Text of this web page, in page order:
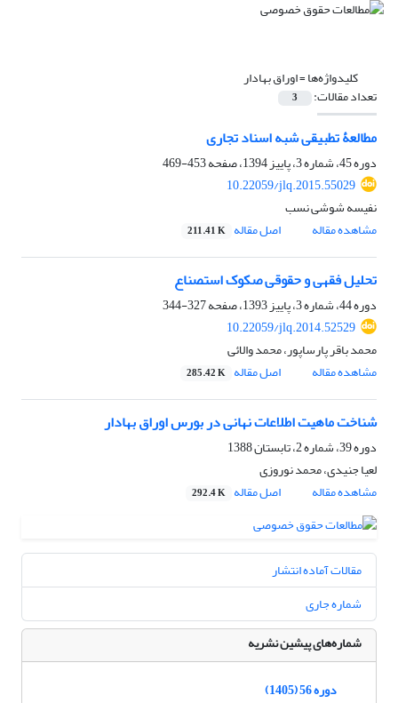
کلیدواژه‌ها =اوراق بهادار
تعداد مقالات: 3
مطالعۀ تطبیقی شبه اسناد تجاری
دوره 45، شماره 3، پاییز 1394، صفحه
453-469
10.22059/jlq.2015.55029
نفیسه شوشی نسب
مشاهده مقاله
اصل مقاله 211.41 K
تحلیل فقهی و حقوقی صکوک استصناع
دوره 44، شماره 3، پاییز 1393، صفحه
327-344
10.22059/jlq.2014.52529
محمد باقر پارساپور، محمد والائی
مشاهده مقاله
اصل مقاله 285.42 K
شناخت ماهیت اطلاعات نهانی در بورس اوراق بهادار
دوره 39، شماره 2، تابستان 1388
لعیا جنیدی، محمد نوروزی
مشاهده مقاله
اصل مقاله 292.4 K
مقالات آماده انتشار
شماره جاری
شماره‌های پیشین نشریه
دوره 56 (1405)